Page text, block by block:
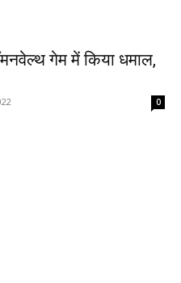
गेम में किया धमाल,
0